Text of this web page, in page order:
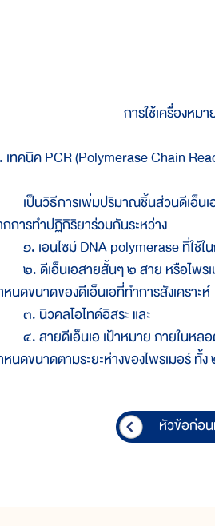
การใช้เครื่องหม
ทคนิค PCR (Polymerase Chain
เป็นวิธีการเพิ่มปริมาณชิ้นส่วนดีเอ็นเอ
กการทำปฏิกิริยาร่วมกันระหว่าง
๑. เอนไซม์ DNA polymerase ที่ใช้ใน
๒. ดีเอ็นเอสายสั้นๆ ๒ สาย หรือไพรเมอ
นดขนาดของดีเอ็นเอที่ทำการสังเคราะห์
๓. นิวคลิโอไทด์อิสระ และ
๔. สายดีเอ็นเอ เป้าหมาย ภายในหลอ
นดขนาดตามระยะห่างของไพรเมอร์ ทั้
หัวข้อก่อ